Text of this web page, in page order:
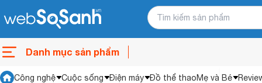
Danh mục sản phẩm
Công nghệ Cuộc sống Điện máy Đồ thể thaoMẹ và Bé